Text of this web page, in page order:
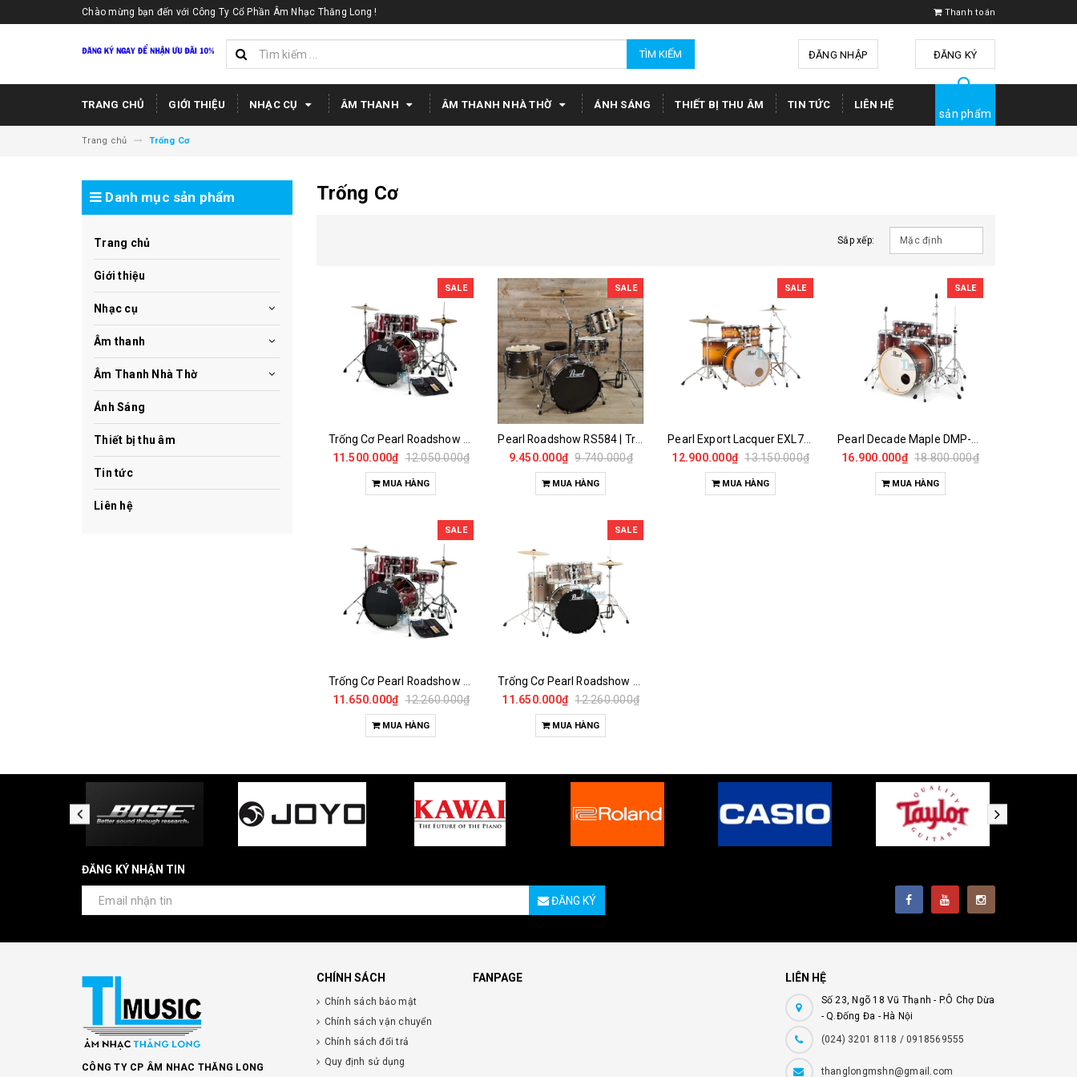
Chào mừng bạn đến với Công Ty Cổ Phần Âm Nhạc Thăng Long ! Thanh toán
TÌM KIẾM ĐĂNG NHẬP ĐĂNG KÝ
TRANG CHỦ GIỚI THIỆU NHẠC CỤ ÂM THANH ÂM THANH NHÀ THỜ ÁNH SÁNG THIẾT BỊ THU ÂM TIN TỨC LIÊN HỆ
sản phẩm
Trang chủ Trống Cơ
Trống Cơ
Sắp xếp:
SALE
11.500.000₫ 12.050.000₫
MUA HÀNG
SALE
Pearl Roadshow RS584 | Trống Cơ Pearl
9.450.000₫ 9.740.000₫
MUA HÀNG
SALE
Pearl Export Lacquer EXL725SP Chính Hãng
12.900.000₫ 13.150.000₫
MUA HÀNG
SALE
16.900.000₫ 18.800.000₫
MUA HÀNG
SALE
11.650.000₫ 12.260.000₫
MUA HÀNG
SALE
11.650.000₫ 12.260.000₫
MUA HÀNG
Danh mục sản phẩm
Trang chủ
Giới thiệu
Nhạc cụ
Âm thanh
Âm Thanh Nhà Thờ
Ánh Sáng
Thiết bị thu âm
Tin tức
Liên hệ
ĐĂNG KÝ NHẬN TIN
ĐĂNG KÝ
CÔNG TY CP ÂM NHAC THĂNG LONG
CHÍNH SÁCH
Chính sách bảo mật
Chính sách vận chuyển
Chính sách đổi trả
Quy định sử dụng
FANPAGE LIÊN HỆ
Số 23, Ngõ 18 Vũ Thạnh - P.Ô Chợ Dừa
- Q.Đống Đa - Hà Nội
(024) 3201 8118 / 0918569555
thanglongmshn@gmail.com